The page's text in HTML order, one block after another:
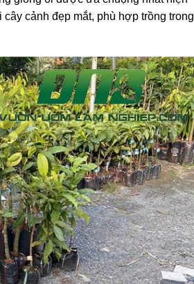
cảnh đẹp mắt, phù hợp trồng trong